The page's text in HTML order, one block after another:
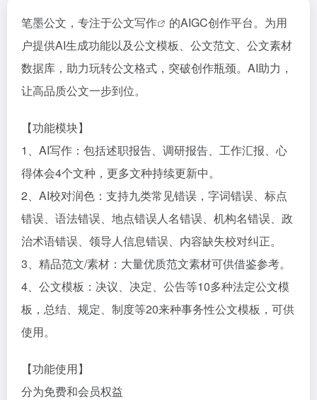
笔墨公文，专注于公文写作
的AIGC创作平台。为用
户提供AI生成功能以及公文模板、公文范文、公文素材
数据库，助力玩转公文格式，突破创作瓶颈。AI助力，
让高品质公文一步到位。
【功能模块】
1、AI写作：包括述职报告、调研报告、工作汇报、心
得体会4个文种，更多文种持续更新中。
2、AI校对润色：支持九类常见错误，字词错误、标点
错误、语法错误、地点错误人名错误、机构名错误、政
治术语错误、领导人信息错误、内容缺失校对纠正。
3、精品范文/素材：大量优质范文素材可供借鉴参考。
4、公文模板：决议、决定、公告等10多种法定公文模
板，总结、规定、制度等20来种事务性公文模板，可供
使用。
【功能使用】
分为免费和会员权益